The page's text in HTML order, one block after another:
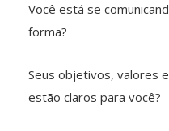
Você está se
forma?
Seus objetivos, valores
estão claros para você?